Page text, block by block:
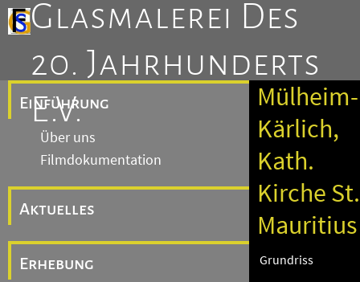
Glasmalerei Des
20. Jahrhunderts
E.V.
Einführung
Über uns
Filmdokumentation
Aktuelles
Erhebung
Mülheim-
Kärlich,
Kath.
Kirche St.
Mauritius
Grundriss